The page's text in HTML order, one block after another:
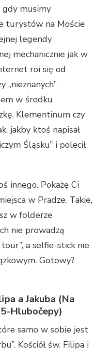
gdy musimy
turystów na Moście
legendy
mechanicznie jak w
roi się od
„nieznanych”
w środku
Klementinum czy
jakby ktoś napisał
Śląsku” i polecił
innego. Pokażę Ci
w Pradze. Takie,
w folderze
nie prowadzą
a selfie-stick nie
Gotowy?
a Jakuba (Na
Hlubočepy)
samo w sobie jest
Kościół św. Filipa i